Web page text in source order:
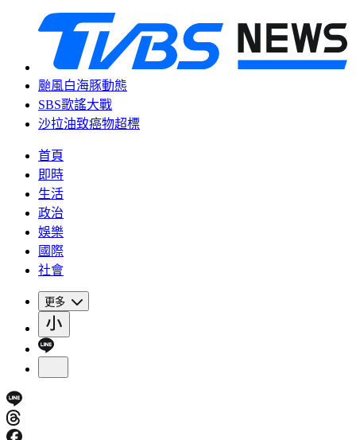
颱風白海豚動態
SBS歌謠大戰
沙拉油致癌物超標
首頁
即時
生活
政治
娛樂
國際
社會
更多